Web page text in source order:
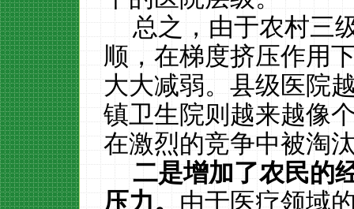
总之，由于农村三
顺，在梯度挤压作用
大大减弱。县级医院
镇卫生院则越来越像
在激烈的竞争中被淘
二是增加了农民的
压力。由于医疗领域